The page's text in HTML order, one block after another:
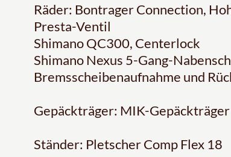
Räder: Bontrager Connection,
Presta-Ventil
Shimano QC300, Centerlock
Shimano Nexus 5-Gang-
Bremsscheibenaufnahme und
Gepäckträger: MIK-
Ständer: Pletscher Comp Flex 18